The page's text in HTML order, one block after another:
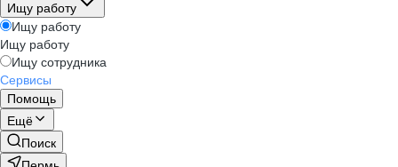
Ищу работу
Ищу работу
Ищу работу
Ищу сотрудника
Сервисы
Помощь
Ещё
Поиск